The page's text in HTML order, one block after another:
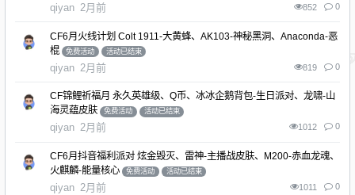
qiyan 2月前 852 0
CF6月火线计划 Colt 1911-大黄蜂、AK103-神秘黑洞、Anaconda-恶
棍
免费活动 活动已结束
qiyan 2月前 819 0
CF锦鲤祈福月 永久英雄级、Q币、冰冰企鹅背包-生日派对、龙啸-山
海灵蕴皮肤
免费活动 活动已结束
qiyan 2月前 1012 0
CF6月抖音福利派对 炫金毁灭、雷神-主播战皮肤、M200-赤血龙魂、
火麒麟-能量核心
免费活动 活动已结束
qiyan 2月前 1011 0